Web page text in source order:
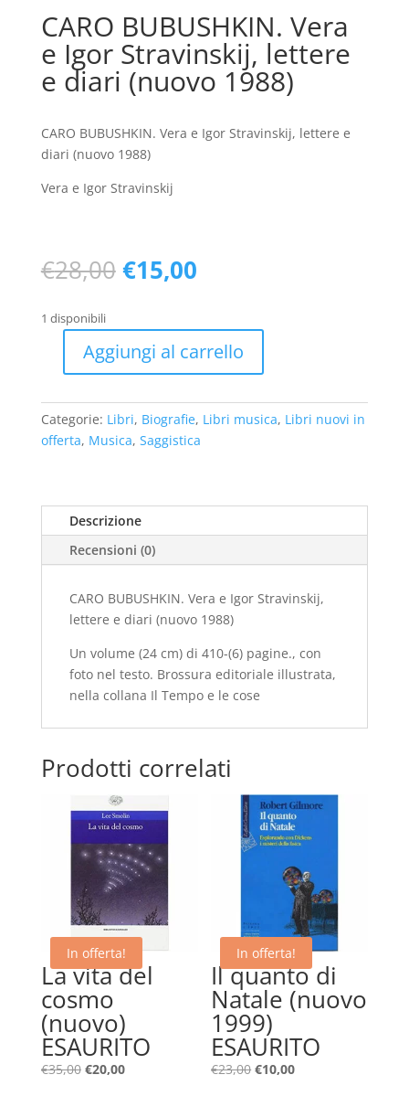
CARO BUBUSHKIN. Vera
e Igor Stravinskij, lettere
e diari (nuovo 1988)
CARO BUBUSHKIN. Vera e Igor Stravinskij, lettere e
diari (nuovo 1988)
Vera e Igor Stravinskij
€28,00 Il
prezzo
era:
€28,00.
€15,00Il
è:
€15,00.
1 disponibili
Vera
e
Igor
e
(nuovo
quantità
Aggiungi al carrello
Categorie: Libri, Biografie, Libri musica, Libri nuovi in
offerta, Musica, Saggistica
Descrizione
Recensioni (0)
CARO BUBUSHKIN. Vera e Igor Stravinskij,
lettere e diari (nuovo 1988)
Un volume (24 cm) di 410-(6) pagine., con
foto nel testo. Brossura editoriale illustrata,
nella collana Il Tempo e le cose
Prodotti correlati
In offerta!
La vita del
cosmo
(nuovo)
ESAURITO
€35,00 Il
€20,00Il
In offerta!
Il quanto di
Natale (nuovo
1999)
ESAURITO
€23,00 Il
€10,00Il